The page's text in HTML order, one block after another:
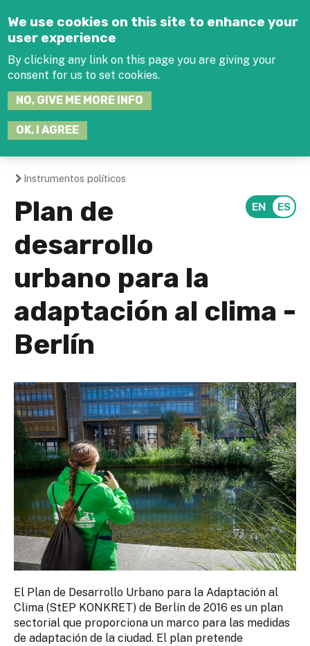
We use cookies on this site to enhance your
user experience
By clicking any link on this page you are giving your
consent for us to set cookies.
NO, GIVE ME MORE INFO
OK, I AGREE
You
are
here
Instrumentos políticos
Plan de
desarrollo
urbano para la
adaptación al clima -
Berlín
El Plan de Desarrollo Urbano para la Adaptación al
Clima (StEP KONKRET) de Berlín de 2016 es un plan
sectorial que proporciona un marco para las medidas
de adaptación de la ciudad. El plan pretende